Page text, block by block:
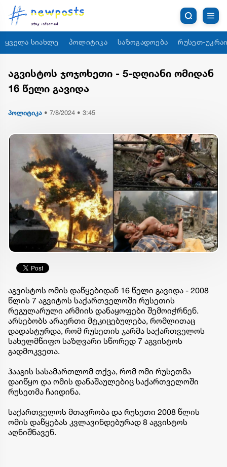
ყველა სიახლე პოლიტიკა საზოგადოება რუსეთ-
აგვისტოს ჯოჯოხეთი - 5-დღიანი ომიდან
16 წელი გავიდა
პოლიტიკა • 7/8/2024 • 3:45
აგვისტოს ომის დაწყებიდან 16 წელი გავიდა - 2008
წლის 7 აგვიტოს საქართველოში რუსეთის
რეგულარული არმიის დანაყოფები შემოიჭრნენ.
არსებობს არაერთი მტკიცებულება, რომლითაც
დადასტურდა, რომ რუსეთის ჯარმა საქართველოს
სახელმწიფო საზღვარი სწორედ 7 აგვისტოს
გადმოკვეთა.
ჰააგის სასამართლომ თქვა, რომ ომი რუსეთმა
დაიწყო და ომის დანაშაულებიც საქართველოში
რუსეთმა ჩაიდინა.
საქართველოს მთავრობა და რუსეთი 2008 წლის
ომის დაწყებას კვლავინდებურად 8 აგვისტოს
აღნიშნავენ.